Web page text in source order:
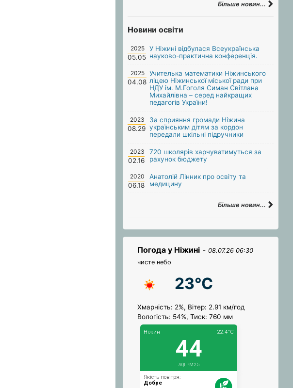
Більше новин...
Новини освіти
2025
05.05
У Ніжині відбулася Всеукраїнська
науково-практична конференція.
2025
04.08
Учителька математики Ніжинського
ліцею Ніжинської міської ради при
НДУ ім. М.Гоголя Симан Світлана
Михайлівна – серед найкращих
педагогів України!
2023
08.29
За сприяння громади Ніжина
українським дітям за кордон
передали шкільні підручники
2023
02.16
720 школярів харчуватимуться за
рахунок бюджету
2020
06.18
Анатолій Лінник про освіту та
медицину
Більше новин...
Погода у Ніжині - 08.07.26 06:30
чисте небо
23°C
Хмарність: 2%, Вітер: 2.91 км/год
Вологість: 54%, Тиск: 760 мм